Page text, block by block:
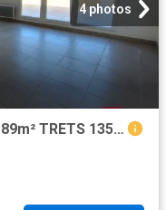
4 photos
Location Appartement 4 pièces 89m² TRETS 13530